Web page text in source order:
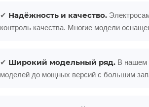
✔ Надёжность и качество.
контроль качества. Многие модели
✔ Широкий модельный ряд. В нашем
моделей до мощных версий с большим